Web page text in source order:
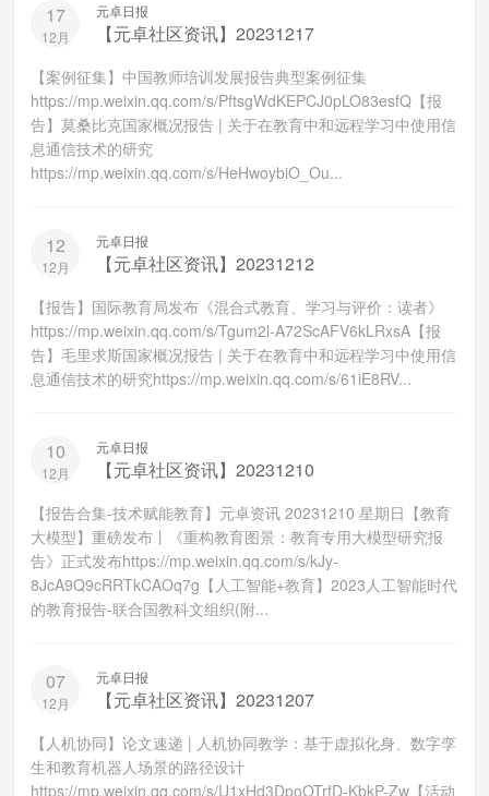
17
12月
元卓日报
【元卓社区资讯】20231217
【案例征集】中国教师培训发展报告典型案例征集
https://mp.weixin.qq.com/s/PftsgWdKEPCJ0pLO83esfQ【报
告】莫桑比克国家概况报告 | 关于在教育中和远程学习中使用信
息通信技术的研究
https://mp.weixin.qq.com/s/HeHwoybiO_Ou...
12
12月
元卓日报
【元卓社区资讯】20231212
【报告】国际教育局发布《混合式教育、学习与评价：读者》
https://mp.weixin.qq.com/s/Tgum2l-A72ScAFV6kLRxsA【报
告】毛里求斯国家概况报告 | 关于在教育中和远程学习中使用信
息通信技术的研究https://mp.weixin.qq.com/s/61iE8RV...
10
12月
元卓日报
【元卓社区资讯】20231210
【报告合集-技术赋能教育】元卓资讯 20231210 星期日【教育
大模型】重磅发布丨《重构教育图景：教育专用大模型研究报
告》正式发布https://mp.weixin.qq.com/s/kJy-
8JcA9Q9cRRTkCAOq7g【人工智能+教育】2023人工智能时代
的教育报告-联合国教科文组织(附...
07
12月
元卓日报
【元卓社区资讯】20231207
【人机协同】论文速递 | 人机协同教学：基于虚拟化身、数字孪
生和教育机器人场景的路径设计
https://mp.weixin.qq.com/s/U1xHd3DpoOTrfD-KbkP-Zw【活动